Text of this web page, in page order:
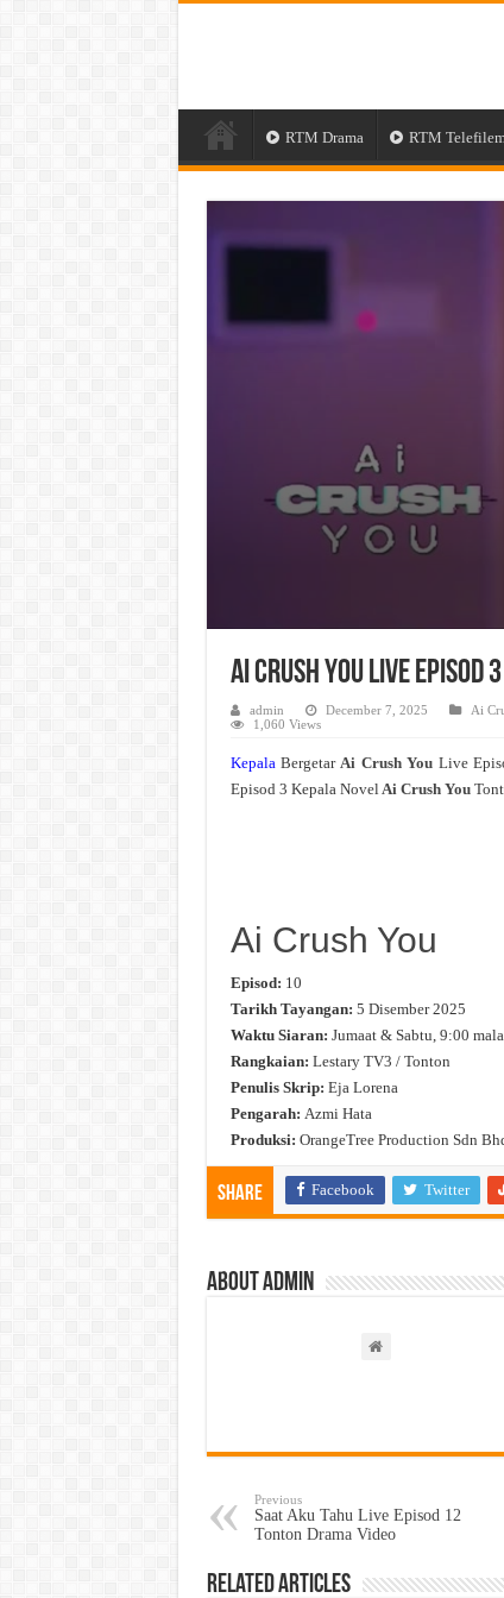
RTM Drama RTM
Ai Crush You Live Episod
admin December 7, 2025 Ai
1,060 Views
KepalaBergetarAi Crush You Live
Episod 3 Kepala NovelAi Crush You
Ai Crush You
Episod: 10
Tarikh Tayangan: 5 Disember 2025
Waktu Siaran: Jumaat & Sabtu, 9:00
Rangkaian: Lestary TV3 / Tonton
Penulis Skrip: Eja Lorena
Pengarah: Azmi Hata
Produksi: OrangeTree Production Sdn
Share Facebook Twitter
About admin
Previous
Saat Aku Tahu Live Episod 12
Tonton Drama Video
Related Articles